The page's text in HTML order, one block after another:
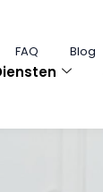
FAQ Blog